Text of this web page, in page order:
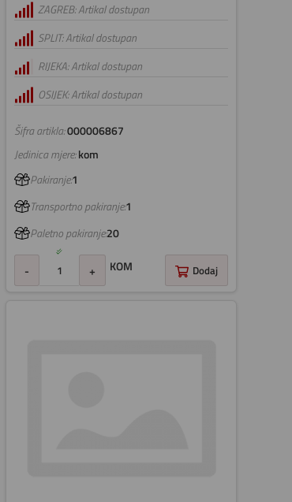
Šifra artikla:000006867
ZAGREB: Artikal dostupan
SPLIT: Artikal dostupan
RIJEKA: Artikal dostupan
OSIJEK: Artikal dostupan
Jedinica mjere:kom
Pakiranje:1
Transportno pakiranje:1
Paletno pakiranje:20
- + KOM Dodaj